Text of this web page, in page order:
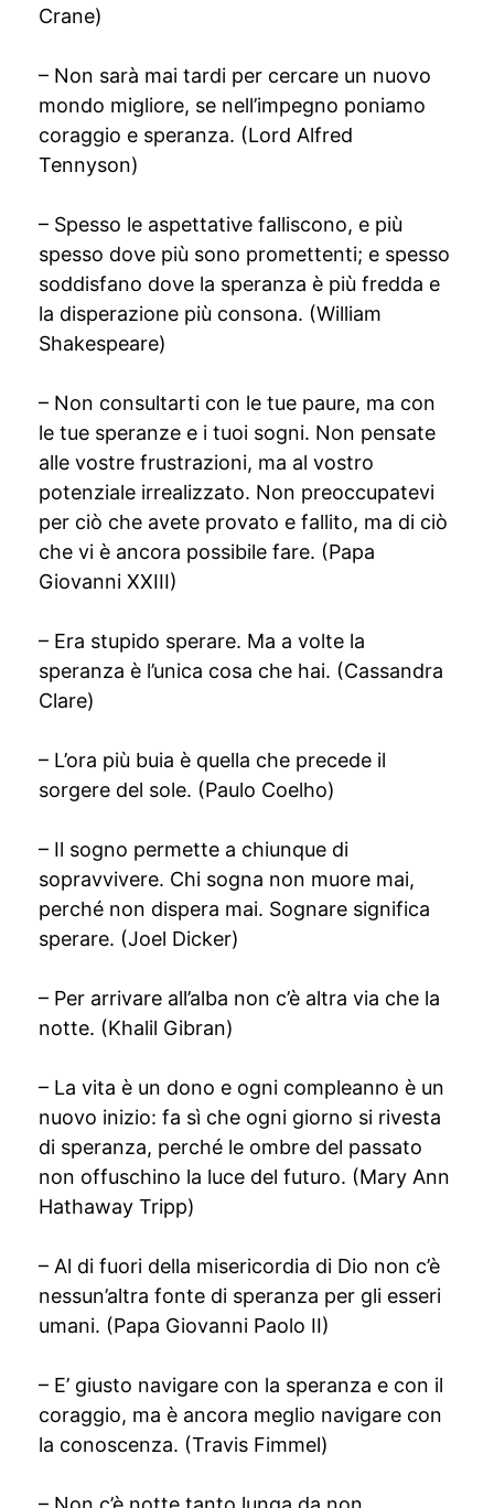
Crane)
– Non sarà mai tardi per cercare un nuovo
mondo migliore, se nell’impegno poniamo
coraggio e speranza. (Lord Alfred
Tennyson)
– Spesso le aspettative falliscono, e più
spesso dove più sono promettenti; e spesso
soddisfano dove la speranza è più fredda e
la disperazione più consona. (William
Shakespeare)
– Non consultarti con le tue paure, ma con
le tue speranze e i tuoi sogni. Non pensate
alle vostre frustrazioni, ma al vostro
potenziale irrealizzato. Non preoccupatevi
per ciò che avete provato e fallito, ma di ciò
che vi è ancora possibile fare. (Papa
Giovanni XXIII)
– Era stupido sperare. Ma a volte la
speranza è l’unica cosa che hai. (Cassandra
Clare)
– L’ora più buia è quella che precede il
sorgere del sole. (Paulo Coelho)
– Il sogno permette a chiunque di
sopravvivere. Chi sogna non muore mai,
perché non dispera mai. Sognare significa
sperare. (Joel Dicker)
– Per arrivare all’alba non c’è altra via che la
notte. (Khalil Gibran)
– La vita è un dono e ogni compleanno è un
nuovo inizio: fa sì che ogni giorno si rivesta
di speranza, perché le ombre del passato
non offuschino la luce del futuro. (Mary Ann
Hathaway Tripp)
– Al di fuori della misericordia di Dio non c’è
nessun’altra fonte di speranza per gli esseri
umani. (Papa Giovanni Paolo II)
– E’ giusto navigare con la speranza e con il
coraggio, ma è ancora meglio navigare con
la conoscenza. (Travis Fimmel)